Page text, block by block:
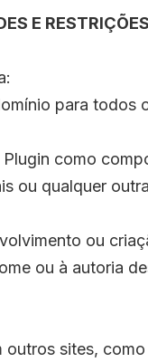
E
para todos
como
ou qualquer
ou
ou à autoria
sites,